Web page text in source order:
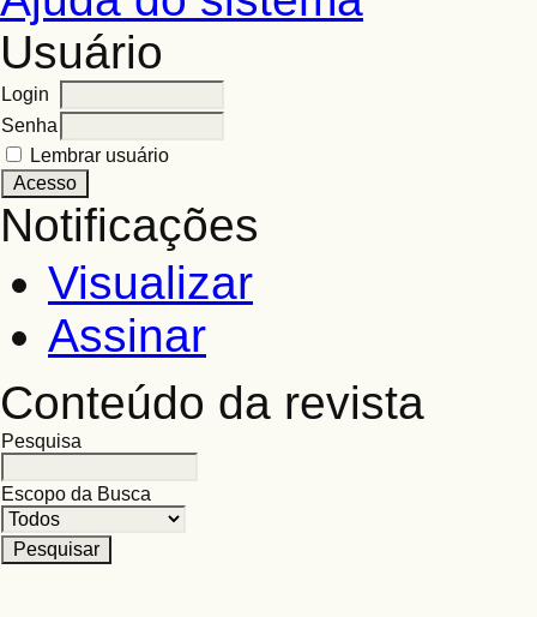
Usuário
Login
Senha
Lembrar usuário
Notificações
Visualizar
Assinar
Conteúdo da revista
Pesquisa
Escopo da Busca